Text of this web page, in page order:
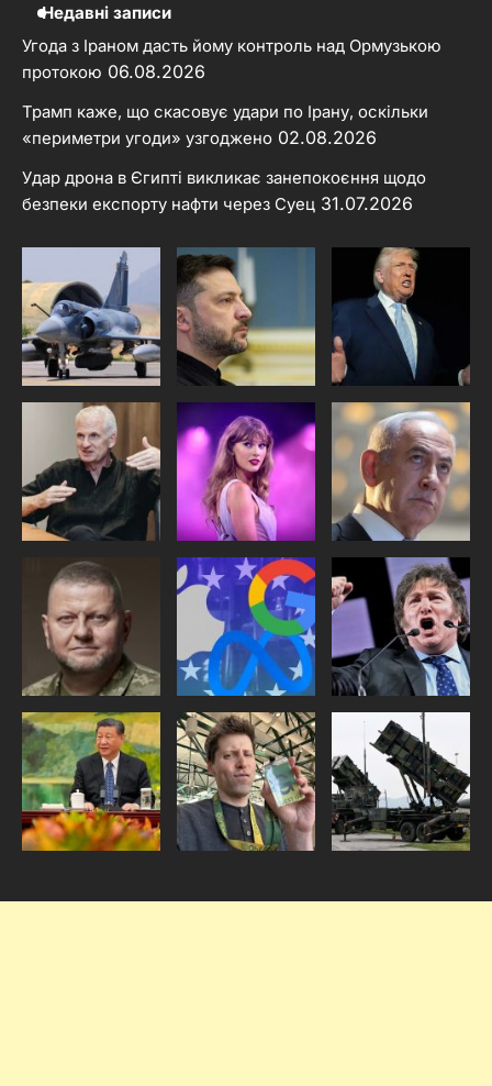
Недавні записи
Угода з Іраном дасть йому контроль над Ормузькою
протокою 06.08.2026
Трамп каже, що скасовує удари по Ірану, оскільки
«периметри угоди» узгоджено 02.08.2026
Удар дрона в Єгипті викликає занепокоєння щодо
безпеки експорту нафти через Суец 31.07.2026